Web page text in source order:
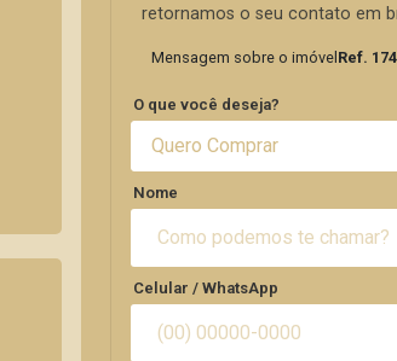
retornamos o seu contato em
Mensagem sobre o imóvel Ref.
O que você deseja?
Quero Comprar
Nome
Celular / WhatsApp